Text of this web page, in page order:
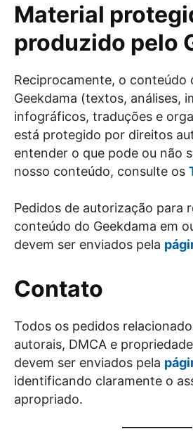
Material
produzido pelo
Reciprocamente, o conteúdo
Geekdama (textos, análises,
infográficos, traduções e
está protegido por direitos
entender o que pode ou não
nosso conteúdo, consulte os
Pedidos de autorização para
conteúdo do Geekdama em
devem ser enviados pela
Contato
Todos os pedidos
autorais, DMCA e
devem ser enviados pela
identificando claramente o
apropriado.